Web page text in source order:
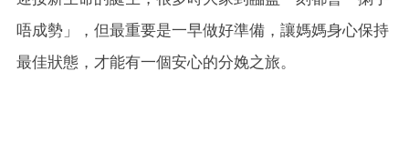
唔成勢」，但最重要是一早做好準備，讓媽媽身心保持
最佳狀態，才能有一個安心的分娩之旅。